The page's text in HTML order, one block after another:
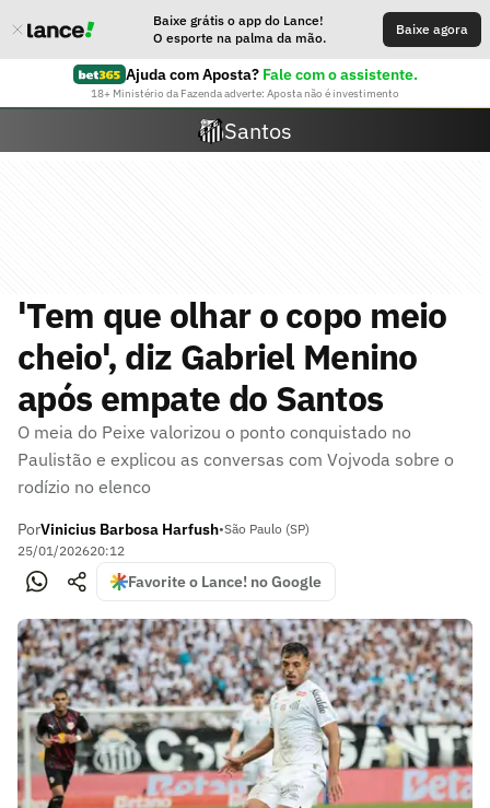
Baixe grátis o app do Lance!
O esporte na palma da mão.
Baixe agora
Ajuda com Aposta? Fale com o assistente.
18+ Ministério da Fazenda adverte: Aposta não é investimento
Santos
'Tem que olhar o copo meio
cheio', diz Gabriel Menino
após empate do Santos
O meia do Peixe valorizou o ponto conquistado no
Paulistão e explicou as conversas com Vojvoda sobre o
rodízio no elenco
PorVinicius Barbosa Harfush•São Paulo (SP)
25/01/202620:12
Favorite o Lance! no Google